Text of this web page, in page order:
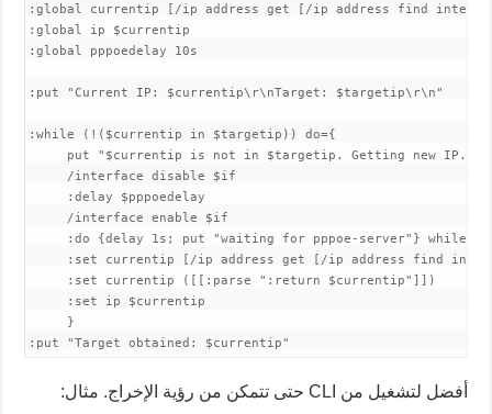
:global currentip [/ip address get [/ip address find
:global ip $currentip
:global pppoedelay 10s
:put "Current IP: $currentip\r\nTarget: $targetip\r\n"
:while (!($currentip in $targetip)) do={
put "$currentip is not in $targetip. Getting new IP.
     /interface disable $if
     :delay $pppoedelay
     /interface enable $if
:do {delay 1s; put "waiting for pppoe-server"}
:set currentip [/ip address get [/ip address find
     :set currentip ([[:parse ":return $currentip"]])
     :set ip $currentip
     }
:put "Target obtained: $currentip"
أفضل لتشغيل من CLI حتى تتمكن من رؤية الإخراج. مثال: